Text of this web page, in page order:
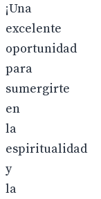
¡Una
excelente
oportunidad
para
sumergirte
en
la
espiritualidad
y
la